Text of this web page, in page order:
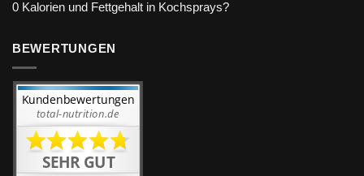
0 Kalorien und Fettgehalt in Kochsprays?
BEWERTUNGEN